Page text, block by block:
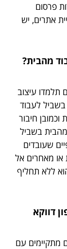
פרסום
אתרים, יש
מהבית?
עיצוב
לעבוד
חיבור
בשביל
שעובדים
או מאחרים אל
ללא תחליף
דווקא
מתקיימים עם